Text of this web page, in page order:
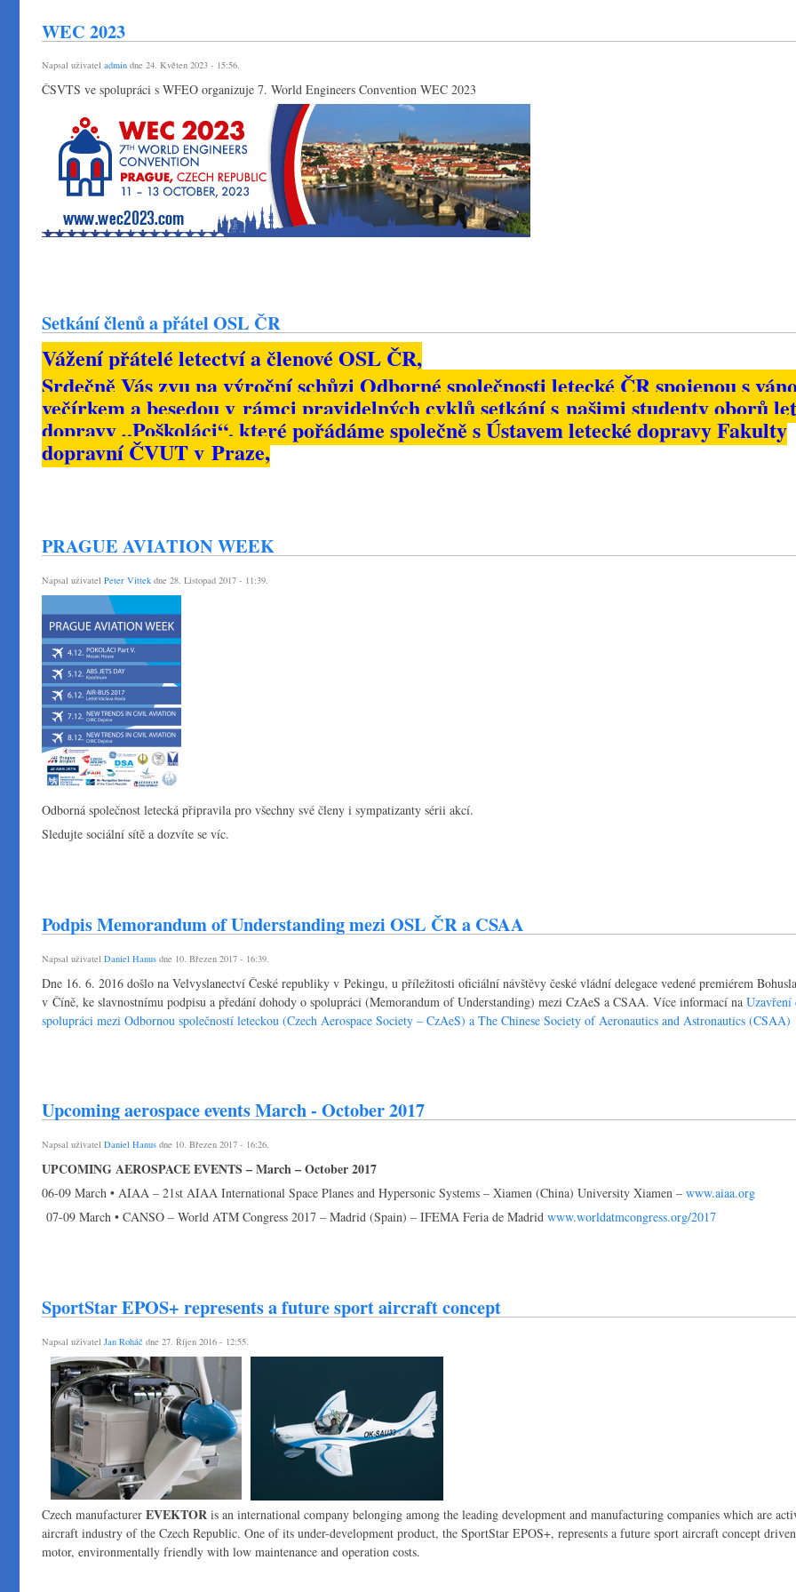
WEC 2023
Napsal uživatel admin dne 24. Květen 2023 - 15:56.
ČSVTS ve spolupráci s WFEO organizuje 7. World Engineers Convention WEC 2023
Setkání členů a přátel OSL ČR
Vážení přátelé letectví a členové OSL ČR,
Srdečně Vás zvu na výroční schůzi Odborné společnosti letecké ČR spojenou s
večírkem a besedou v rámci pravidelných cyklů setkání s našimi studenty oborů
dopravy „Poškoláci“, které pořádáme společně s Ústavem letecké dopravy Fakulty
dopravní ČVUT v Praze,
PRAGUE AVIATION WEEK
Napsal uživatel Peter Vittek dne 28. Listopad 2017 - 11:39.
Odborná společnost letecká připravila pro všechny své členy i sympatizanty sérii akcí.
Sledujte sociální sítě a dozvíte se víc.
Podpis Memorandum of Understanding mezi OSL ČR a CSAA
Napsal uživatel Daniel Hanus dne 10. Březen 2017 - 16:39.
Dne 16. 6. 2016 došlo na Velvyslanectví České republiky v Pekingu, u příležitosti oficiální návštěvy české vládní delegace vedené premiérem
v Číně, ke slavnostnímu podpisu a předání dohody o spolupráci (Memorandum of Understanding) mezi CzAeS a CSAA. Více informací na Uzavření
spolupráci mezi Odbornou společností leteckou (Czech Aerospace Society – CzAeS) a The Chinese Society of Aeronautics and Astronautics (CSAA)
Upcoming aerospace events March - October 2017
Napsal uživatel Daniel Hanus dne 10. Březen 2017 - 16:26.
UPCOMING AEROSPACE EVENTS – March – October 2017
06-09 March • AIAA – 21st AIAA International Space Planes and Hypersonic Systems – Xiamen (China) University Xiamen – www.aiaa.org
07-09 March • CANSO – World ATM Congress 2017 – Madrid (Spain) – IFEMA Feria de Madrid www.worldatmcongress.org/2017
SportStar EPOS+ represents a future sport aircraft concept
Napsal uživatel Jan Roháč dne 27. Říjen 2016 - 12:55.
Czech manufacturer EVEKTOR is an international company belonging among the leading development and manufacturing companies which are
aircraft industry of the Czech Republic. One of its under-development product, the SportStar EPOS+, represents a future sport aircraft concept
motor, environmentally friendly with low maintenance and operation costs.